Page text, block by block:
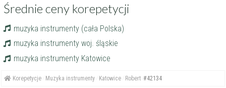
Średnie ceny korepetycji
muzyka instrumenty (cała Polska)
muzyka instrumenty woj. śląskie
muzyka instrumenty Katowice
Korepetycje Muzyka instrumenty Katowice Robert #42134